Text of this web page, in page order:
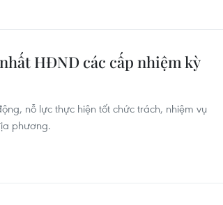
HĐND các cấp nhiệm kỳ
nỗ lực thực hiện tốt chức trách, nhiệm vụ
phương.